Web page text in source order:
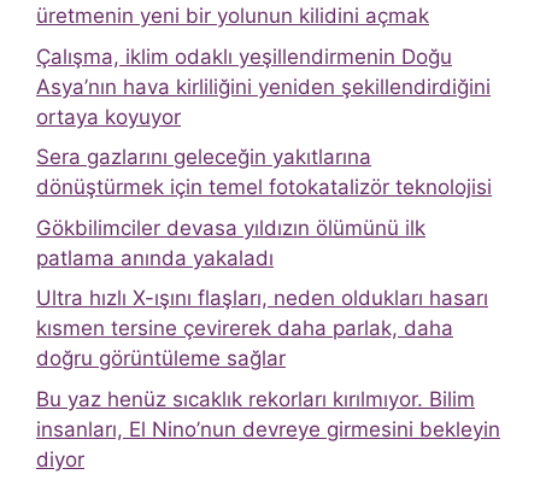
üretmenin yeni bir yolunun kilidini açmak
Çalışma, iklim odaklı yeşillendirmenin Doğu
Asya’nın hava kirliliğini yeniden şekillendirdiğini
ortaya koyuyor
Sera gazlarını geleceğin yakıtlarına
dönüştürmek için temel fotokatalizör teknolojisi
Gökbilimciler devasa yıldızın ölümünü ilk
patlama anında yakaladı
Ultra hızlı X-ışını flaşları, neden oldukları hasarı
kısmen tersine çevirerek daha parlak, daha
doğru görüntüleme sağlar
Bu yaz henüz sıcaklık rekorları kırılmıyor. Bilim
insanları, El Nino’nun devreye girmesini bekleyin
diyor